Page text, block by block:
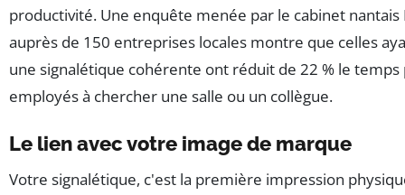
productivité. Une enquête menée par le cabinet nantais
auprès de 150 entreprises locales montre que celles
une signalétique cohérente ont réduit de 22 % le temps
employés à chercher une salle ou un collègue.
Le lien avec votre image de marque
Votre signalétique, c'est la première impression